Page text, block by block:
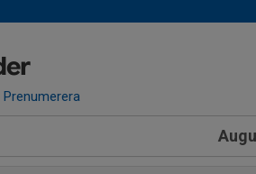
Prenumerera